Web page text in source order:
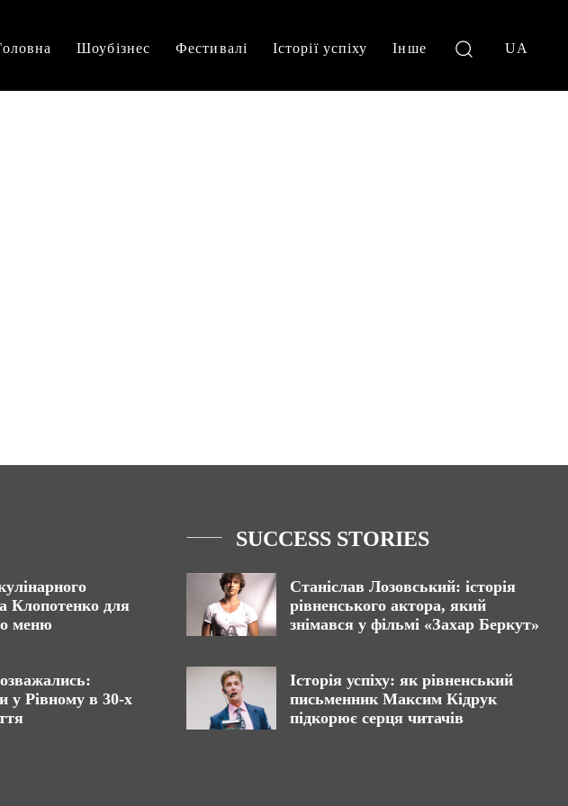
Шоубізнес Фестивалі Історії успіху Інше UA
Клопотенко для
меню
у Рівному в 30-х
SUCCESS STORIES
Станіслав Лозовський: історія
рівненського актора, який
знімався у фільмі «Захар Беркут»
Історія успіху: як рівненський
письменник Максим Кідрук
підкорює серця читачів